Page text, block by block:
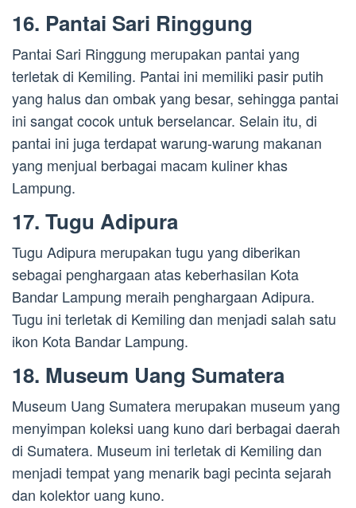
16. Pantai Sari Ringgung
Pantai Sari Ringgung merupakan pantai yang
terletak di Kemiling. Pantai ini memiliki pasir putih
yang halus dan ombak yang besar, sehingga pantai
ini sangat cocok untuk berselancar. Selain itu, di
pantai ini juga terdapat warung-warung makanan
yang menjual berbagai macam kuliner khas
Lampung.
17. Tugu Adipura
Tugu Adipura merupakan tugu yang diberikan
sebagai penghargaan atas keberhasilan Kota
Bandar Lampung meraih penghargaan Adipura.
Tugu ini terletak di Kemiling dan menjadi salah satu
ikon Kota Bandar Lampung.
18. Museum Uang Sumatera
Museum Uang Sumatera merupakan museum yang
menyimpan koleksi uang kuno dari berbagai daerah
di Sumatera. Museum ini terletak di Kemiling dan
menjadi tempat yang menarik bagi pecinta sejarah
dan kolektor uang kuno.